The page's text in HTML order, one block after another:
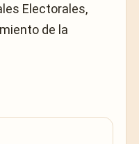
Electorales,
de la